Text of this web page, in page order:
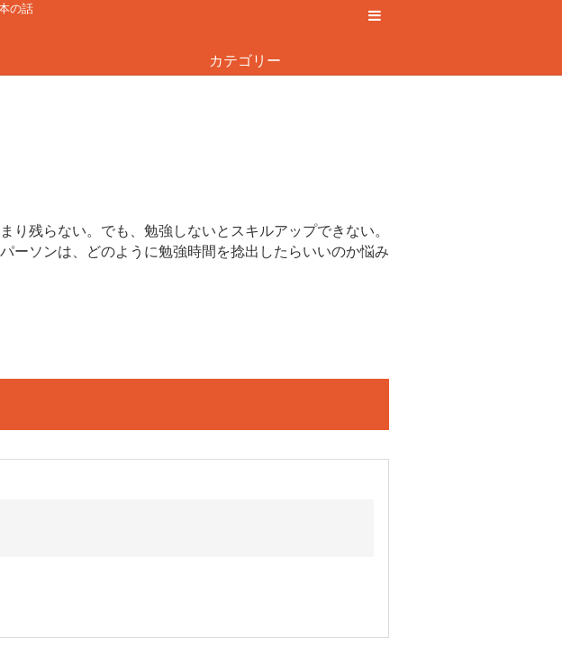
の話
カテゴリー
り残らない。でも、勉強しないとスキルアップできない。
ーソンは、どのように勉強時間を捻出したらいいのか悩み